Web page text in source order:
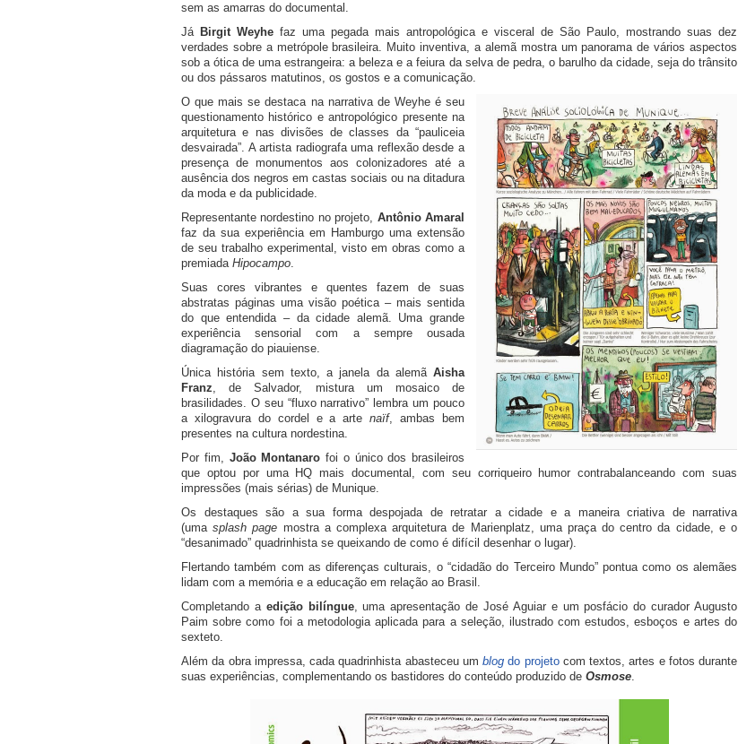
sem as amarras do documental.
Já Birgit Weyhe faz uma pegada mais antropológica e visceral de São Paulo, mostrando suas dez
verdades sobre a metrópole brasileira. Muito inventiva, a alemã mostra um panorama de vários aspectos
sob a ótica de uma estrangeira: a beleza e a feiura da selva de pedra, o barulho da cidade, seja do trânsito
ou dos pássaros matutinos, os gostos e a comunicação.
O que mais se destaca na narrativa de Weyhe é seu
questionamento histórico e antropológico presente na
arquitetura e nas divisões de classes da “pauliceia
desvairada”. A artista radiografa uma reflexão desde a
presença de monumentos aos colonizadores até a
ausência dos negros em castas sociais ou na ditadura
da moda e da publicidade.
Representante nordestino no projeto, Antônio Amaral
faz da sua experiência em Hamburgo uma extensão
de seu trabalho experimental, visto em obras como a
premiada Hipocampo.
Suas cores vibrantes e quentes fazem de suas
abstratas páginas uma visão poética – mais sentida
do que entendida – da cidade alemã. Uma grande
experiência sensorial com a sempre ousada
diagramação do piauiense.
Única história sem texto, a janela da alemã Aisha
Franz, de Salvador, mistura um mosaico de
brasilidades. O seu “fluxo narrativo” lembra um pouco
a xilogravura do cordel e a artenaïf, ambas bem
presentes na cultura nordestina.
Por fim, João Montanaro foi o único dos brasileiros
que optou por uma HQ mais documental, com seu corriqueiro humor contrabalanceando com suas
impressões (mais sérias) de Munique.
Os destaques são a sua forma despojada de retratar a cidade e a maneira criativa de narrativa
(umasplash page mostra a complexa arquitetura de Marienplatz, uma praça do centro da cidade, e o
“desanimado” quadrinhista se queixando de como é difícil desenhar o lugar).
Flertando também com as diferenças culturais, o “cidadão do Terceiro Mundo” pontua como os alemães
lidam com a memória e a educação em relação ao Brasil.
Completando a edição bilíngue, uma apresentação de José Aguiar e um posfácio do curador Augusto
Paim sobre como foi a metodologia aplicada para a seleção, ilustrado com estudos, esboços e artes do
sexteto.
Além da obra impressa, cada quadrinhista abasteceu um blog do projetocom textos, artes e fotos durante
suas experiências, complementando os bastidores do conteúdo produzido de Osmose.